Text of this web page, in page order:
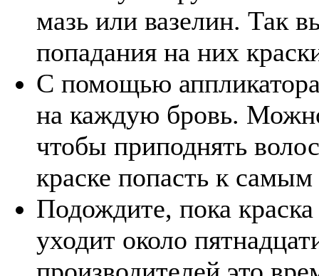
мазь или вазелин. Так
попадания на них
С помощью
на каждую бровь. Можно
чтобы приподнять
краске попасть к
Подождите, пока
уходит около